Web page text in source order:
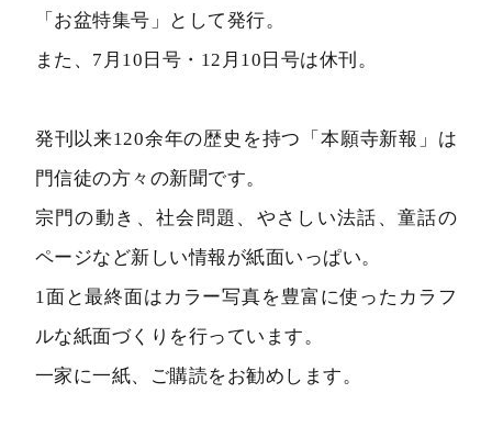
「お盆特集号」として発行。
また、7月10日号・12月10日号は休刊。
発刊以来120余年の歴史を持つ「本願寺新報」は
門信徒の方々の新聞です。
宗門の動き、社会問題、やさしい法話、童話の
ページなど新しい情報が紙面いっぱい。
1面と最終面はカラー写真を豊富に使ったカラフ
ルな紙面づくりを行っています。
一家に一紙、ご購読をお勧めします。